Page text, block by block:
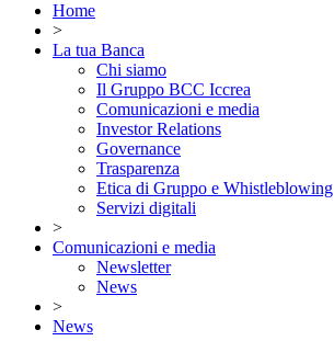
Home
>
La tua Banca
Chi siamo
Il Gruppo BCC Iccrea
Comunicazioni e media
Investor Relations
Governance
Trasparenza
Etica di Gruppo e Whistleblowing
Servizi digitali
>
Comunicazioni e media
Newsletter
News
>
News